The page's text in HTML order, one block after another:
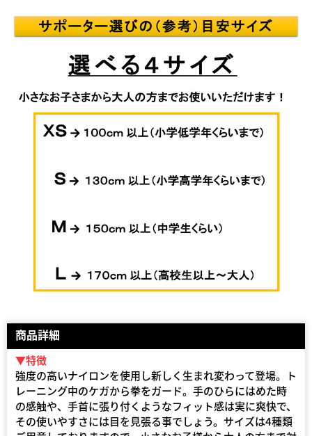
商品詳細
▼特徴
強度の高いナイロンを使用し新しく生まれ変わって登場。ト
レーニング中のケガから拳をガード。手のひらにはめた時
の感触や、手首に張り付くようなフィット感は実に爽快で、
その使いやすさには目を見張る事でしょう。サイズは4種類